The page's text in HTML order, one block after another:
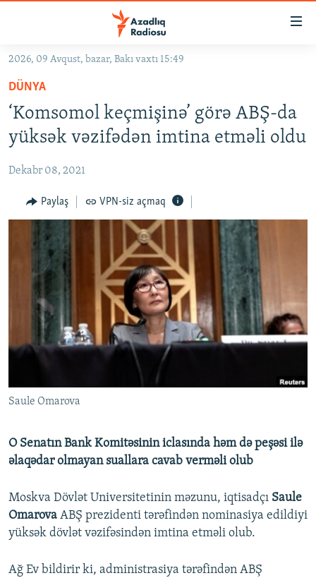
Əsas
qayıt
Əsas
naviqasiyaya
qayıt
Axtarışa
KORRUPSIOMETR
FƏRQƏ BAX
QANUNI DOĞRU
ARAŞDIRMA
MULTIMEDIA
VIDEO
FOTOQALEREYA
İNFOQRAFIKA
KARIKATURA
RADIO ARXIV
OXU ZALI
AZƏRBAYCAN ƏDƏBIYYATI KITABXANASI
İSLAM VƏ DEMOKRATIYA
HAQQIMIZDA
MISSIYAMIZ
PEŞƏ ETIKASI VƏ JURNALISTIKA STANDARTLARIMIZ
AZADLIQRADIOSU MOBIL TELEFONUNUZDA
XƏBƏR BÜLLETENLƏRIMIZ
BIZI IZLƏ
RFE/RL-in bütün saytları
2026, 09 Avqust, bazar, Bakı vaxtı 15:49
DÜNYA
‘Komsomol keçmişinə’ görə ABŞ-da
yüksək vəzifədən imtina etməli oldu
Dekabr 08, 2021
Paylaş VPN-siz açmaq
Saule Omarova
O Senatın Bank Komitəsinin iclasında həm də peşəsi ilə
əlaqədar olmayan suallara cavab verməli olub
Moskva Dövlət Universitetinin məzunu, iqtisadçı Saule
Omarova ABŞ prezidenti tərəfindən nominasiya edildiyi
yüksək dövlət vəzifəsindən imtina etməli olub.
Ağ Ev bildirir ki, administrasiya tərəfindən ABŞ